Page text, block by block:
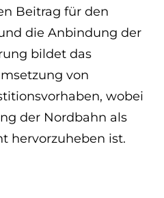
Beitrag für den
die Anbindung der
bildet das
von
wobei
der Nordbahn als
hervorzuheben ist.